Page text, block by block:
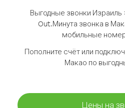
Выгодные звонки
Out.Минута звонка в
мобильные
Пополните счёт или
Макао по
Цены на